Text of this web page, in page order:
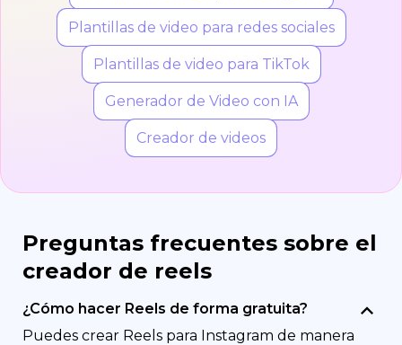
Plantillas de video para redes sociales
Plantillas de video para TikTok
Generador de Video con IA
Creador de videos
Preguntas frecuentes sobre el
creador de reels
¿Cómo hacer Reels de forma gratuita?
Puedes crear Reels para Instagram de manera